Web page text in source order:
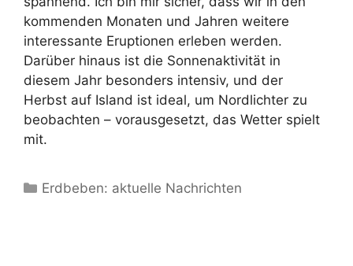
kommenden Monaten und Jahren weitere
interessante Eruptionen erleben werden.
Darüber hinaus ist die Sonnenaktivität in
diesem Jahr besonders intensiv, und der
Herbst auf Island ist ideal, um Nordlichter zu
beobachten – vorausgesetzt, das Wetter spielt
mit.
Kategorien
Erdbeben: aktuelle Nachrichten